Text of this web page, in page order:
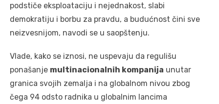
podstiče eksploataciju i nejednakost, slabi
demokratiju i borbu za pravdu, a budućnost čini sve
neizvesnijom, navodi se u saopštenju.
Vlade, kako se iznosi, ne uspevaju da regulišu
ponašanje multinacionalnih kompanija unutar
granica svojih zemalja i na globalnom nivou zbog
čega 94 odsto radnika u globalnim lancima